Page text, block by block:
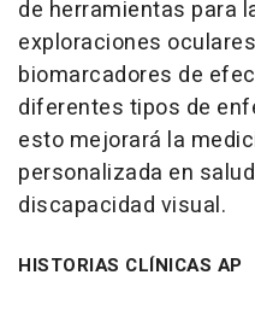
de herramientas para
exploraciones
biomarcadores de
diferentes tipos de
esto mejorará la
personalizada en
discapacidad visual.
HISTORIAS CLÍNICAS AP